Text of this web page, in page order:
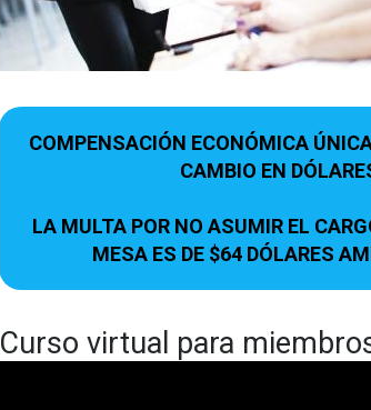
COMPENSACIÓN ECONÓMICA
CAMBIO EN
LA MULTA POR NO ASUMIR EL
MESA ES DE $64 DÓLARES
Curso virtual para